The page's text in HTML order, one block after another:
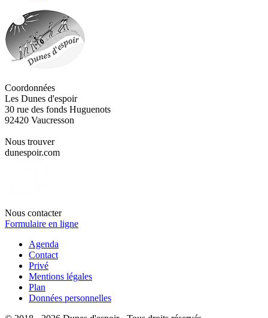
Coordonnées
Les Dunes d'espoir
30 rue des fonds Huguenots
92420 Vaucresson
Nous trouver
dunespoir.com
Nous contacter
Formulaire en ligne
Agenda
Contact
Privé
Mentions légales
Plan
Données personnelles